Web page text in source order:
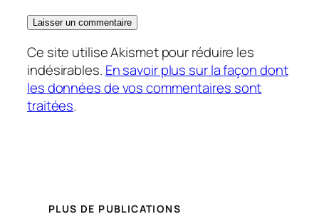
Ce site utilise Akismet pour réduire les
indésirables. En savoir plus sur la façon dont
les données de vos commentaires sont
traitées.
PLUS DE PUBLICATIONS